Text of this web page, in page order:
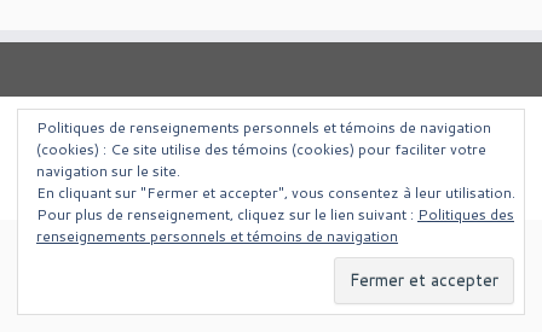
·© 2026 Intergroupe Outremangeurs Anonymes Francais de Montreal
Propulsé par
· Réalisé avec theThème Customizr·
Politiques de renseignements personnels et témoins de navigation
(cookies) : Ce site utilise des témoins (cookies) pour faciliter votre
navigation sur le site.
En cliquant sur "Fermer et accepter", vous consentez à leur utilisation.
Pour plus de renseignement, cliquez sur le lien suivant : Politiques des
renseignements personnels et témoins de navigation